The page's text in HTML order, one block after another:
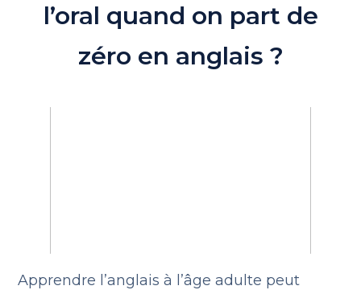
l’oral quand on part de
zéro en anglais ?
Apprendre l’anglais à l’âge adulte peut